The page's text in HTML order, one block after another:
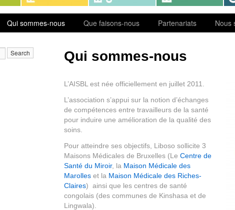
Qui sommes-nous Que faisons-nous Partenariats Nous
Qui sommes-nous
L’AISBL est née officiellement en juillet 2011.
L’association s’appui sur la notion d’échanges
de compétences entre travailleurs de la santé
pour induire une amélioration de la qualité des
soins.
Pour atteindre ses objectifs, Liboso sollicite 3
Maisons Médicales de Bruxelles (Le Centre de
Santé du Miroir, la Maison Médicale des
Marolles et la Maison Médicale des Riches-
Claires) ainsi que les centres de santé
congolais (des communes de Kinshasa et de
Lingwala).